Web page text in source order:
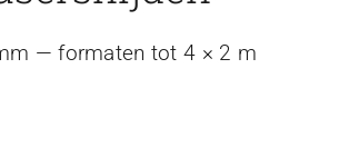
— formaten tot 4 × 2 m